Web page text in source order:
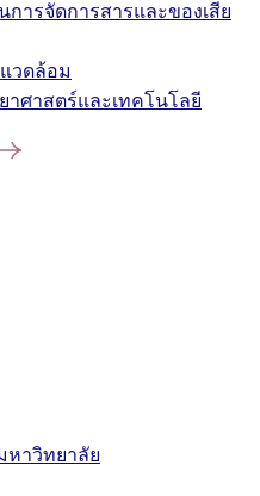
การจัดการสารและของเสีย
วดล้อม
าศาสตร์และเทคโนโลยี
หาวิทยาลัย